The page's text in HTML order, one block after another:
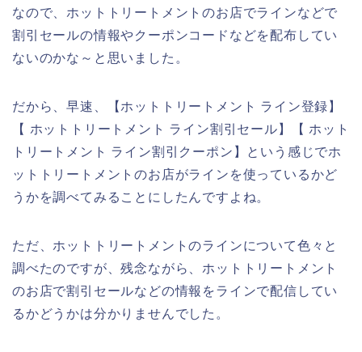
なので、ホットトリートメントのお店でラインなどで
割引セールの情報やクーポンコードなどを配布してい
ないのかな～と思いました。
だから、早速、【ホットトリートメント ライン登録】
【 ホットトリートメント ライン割引セール】【 ホット
トリートメント ライン割引クーポン】という感じでホ
ットトリートメントのお店がラインを使っているかど
うかを調べてみることにしたんですよね。
ただ、ホットトリートメントのラインについて色々と
調べたのですが、残念ながら、ホットトリートメント
のお店で割引セールなどの情報をラインで配信してい
るかどうかは分かりませんでした。